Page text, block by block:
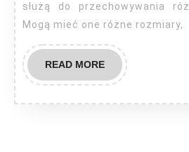
służą do przechowywania
Mogą mieć one różne rozmiary,
READ MOREREAD
MORE